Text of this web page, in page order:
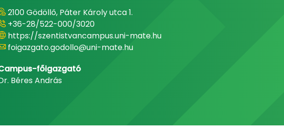
2100 Gödöllő, Páter Károly utca 1.
+36-28/522-000/3020
https://szentistvancampus.uni-mate.hu
foigazgato.godollo@uni-mate.hu
főigazgató
Béres András